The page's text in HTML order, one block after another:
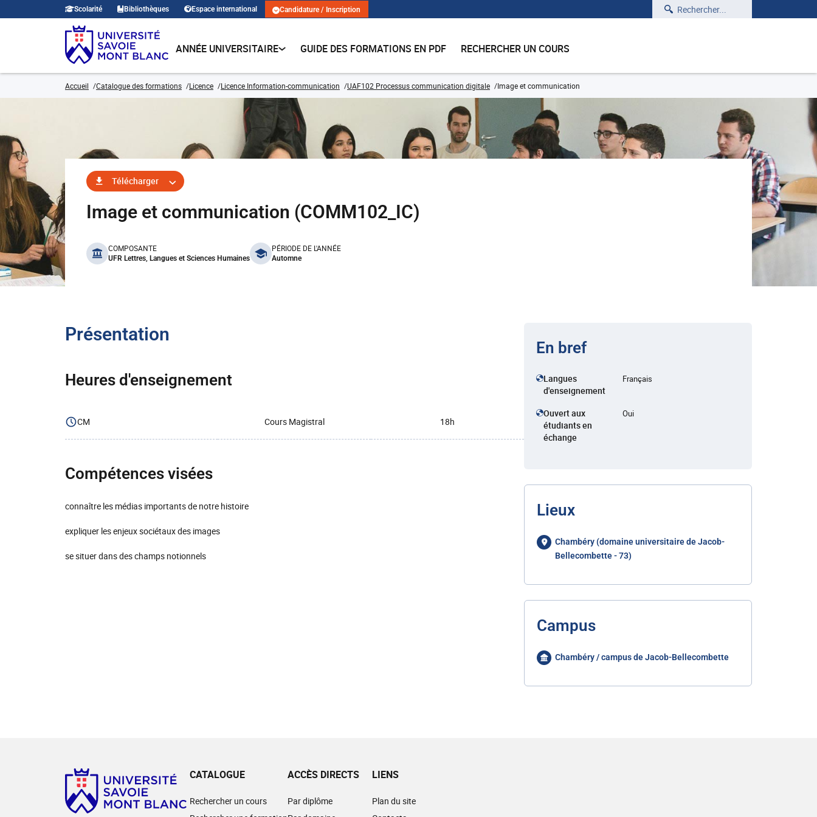
Scolarité Bibliothèques Espace international Candidature / Inscription Rechercher
ANNÉE UNIVERSITAIRE GUIDE DES FORMATIONS EN PDF RECHERCHER UN COURS
Accueil Catalogue des formations Licence Licence Information-communication UAF102 Processus communication digitale Image et communication
Télécharger
Image et communication (COMM102_IC)
benefits
COMPOSANTE
UFR Lettres, Langues et Sciences Humaines
PÉRIODE DE L'ANNÉE
Automne
Présentation
Heures d'enseignement
CM Cours Magistral 18h
Compétences visées
connaître les médias importants de notre histoire
expliquer les enjeux sociétaux des images
se situer dans des champs notionnels
En bref
Langues
d'enseignement
Français
Ouvert aux
étudiants en
échange
Oui
Lieux
Chambéry (domaine universitaire de Jacob-
Bellecombette - 73)
Campus
Chambéry / campus de Jacob-Bellecombette
CATALOGUE
Rechercher un cours
ACCÈS DIRECTS
Par diplôme
LIENS
Plan du site